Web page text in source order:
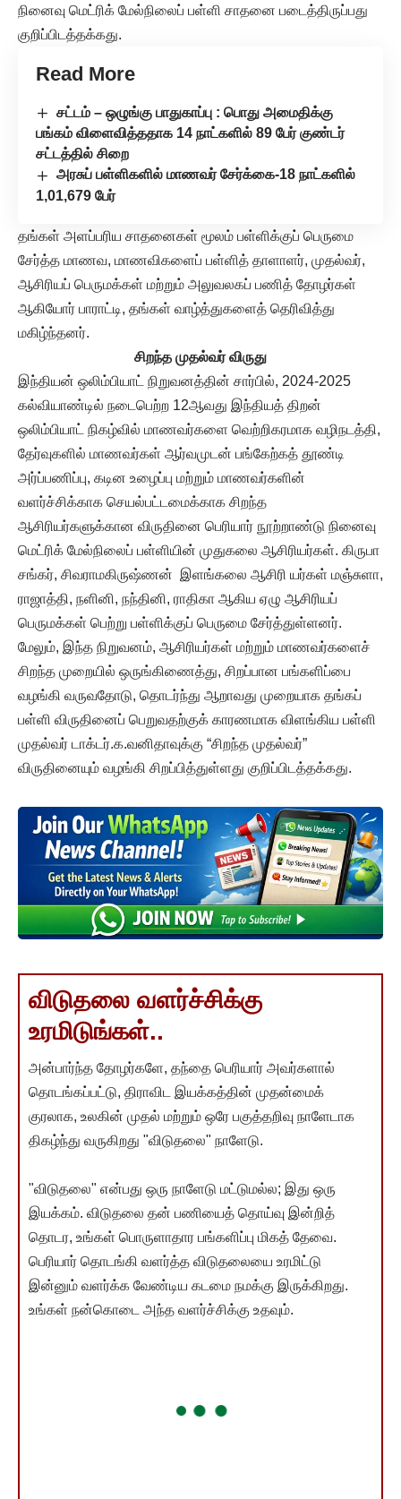
நினைவு மெட்ரிக் மேல்நிலைப் பள்ளி சாதனை படைத்திருப்பது
குறிப்பிடத்தக்கது.
Read More
சட்டம் – ஒழுங்கு பாதுகாப்பு : பொது அமைதிக்கு
பங்கம் விளைவித்ததாக 14 நாட்களில் 89 பேர் குண்டர்
சட்டத்தில் சிறை
அரசுப் பள்ளிகளில் மாணவர் சேர்க்கை-18 நாட்களில்
1,01,679 பேர்
தங்கள் அளப்பரிய சாதனைகள் மூலம் பள்ளிக்குப் பெருமை
சேர்த்த மாணவ, மாணவிகளைப் பள்ளித் தாளாளர், முதல்வர்,
ஆசிரியப் பெருமக்கள் மற்றும் அலுவலகப் பணித் தோழர்கள்
ஆகியோர் பாராட்டி, தங்கள் வாழ்த்துகளைத் தெரிவித்து
மகிழ்ந்தனர்.
சிறந்த முதல்வர் விருது
இந்தியன் ஒலிம்பியாட் நிறுவனத்தின் சார்பில், 2024-2025
கல்வியாண்டில் நடைபெற்ற 12ஆவது இந்தியத் திறன்
ஒலிம்பியாட் நிகழ்வில் மாணவர்களை வெற்றிகரமாக வழிநடத்தி,
தேர்வுகளில் மாணவர்கள் ஆர்வமுடன் பங்கேற்கத் தூண்டி
அர்ப்பணிப்பு, கடின உழைப்பு மற்றும் மாணவர்களின்
வளர்ச்சிக்காக செயல்பட்டமைக்காக சிறந்த
ஆசிரியர்களுக்கான விருதினை பெரியார் நூற்றாண்டு நினைவு
மெட்ரிக் மேல்நிலைப் பள்ளியின் முதுகலை ஆசிரியர்கள். கிருபா
சங்கர், சிவராமகிருஷ்ணன் இளங்கலை ஆசிரி யர்கள் மஞ்சுளா,
ராஜாத்தி, நளினி, நந்தினி, ராதிகா ஆகிய ஏழு ஆசிரியப்
பெருமக்கள் பெற்று பள்ளிக்குப் பெருமை சேர்த்துள்ளனர்.
மேலும், இந்த நிறுவனம், ஆசிரியர்கள் மற்றும் மாணவர்களைச்
சிறந்த முறையில் ஒருங்கிணைத்து, சிறப்பான பங்களிப்பை
வழங்கி வருவதோடு, தொடர்ந்து ஆறாவது முறையாக தங்கப்
பள்ளி விருதினைப் பெறுவதற்குக் காரணமாக விளங்கிய பள்ளி
முதல்வர் டாக்டர்.க.வனிதாவுக்கு “சிறந்த முதல்வர்”
விருதினையும் வழங்கி சிறப்பித்துள்ளது குறிப்பிடத்தக்கது.
விடுதலை வளர்ச்சிக்கு
உரமிடுங்கள்..
அன்பார்ந்த தோழர்களே, தந்தை பெரியார் அவர்களால்
தொடங்கப்பட்டு, திராவிட இயக்கத்தின் முதன்மைக்
குரலாக, உலகின் முதல் மற்றும் ஒரே பகுத்தறிவு நாளேடாக
திகழ்ந்து வருகிறது "விடுதலை" நாளேடு.
"விடுதலை" என்பது ஒரு நாளேடு மட்டுமல்ல; இது ஒரு
இயக்கம். விடுதலை தன் பணியைத் தொய்வு இன்றித்
தொடர, உங்கள் பொருளாதார பங்களிப்பு மிகத் தேவை.
பெரியார் தொடங்கி வளர்த்த விடுதலையை உரமிட்டு
இன்னும் வளர்க்க வேண்டிய கடமை நமக்கு இருக்கிறது.
உங்கள் நன்கொடை அந்த வளர்ச்சிக்கு உதவும்.